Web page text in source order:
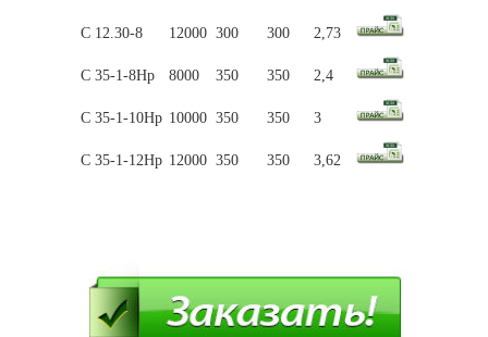
С 12.30-8 12000 300 300 2,73
С 35-1-8Нр 8000 350 350 2,4
С 35-1-10Нр 10000 350 350 3
С 35-1-12Нр 12000 350 350 3,62